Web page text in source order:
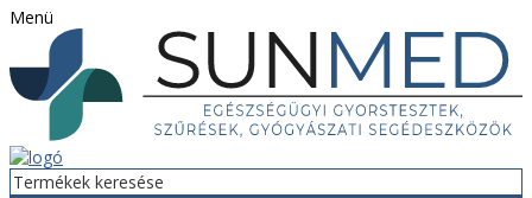
Menü